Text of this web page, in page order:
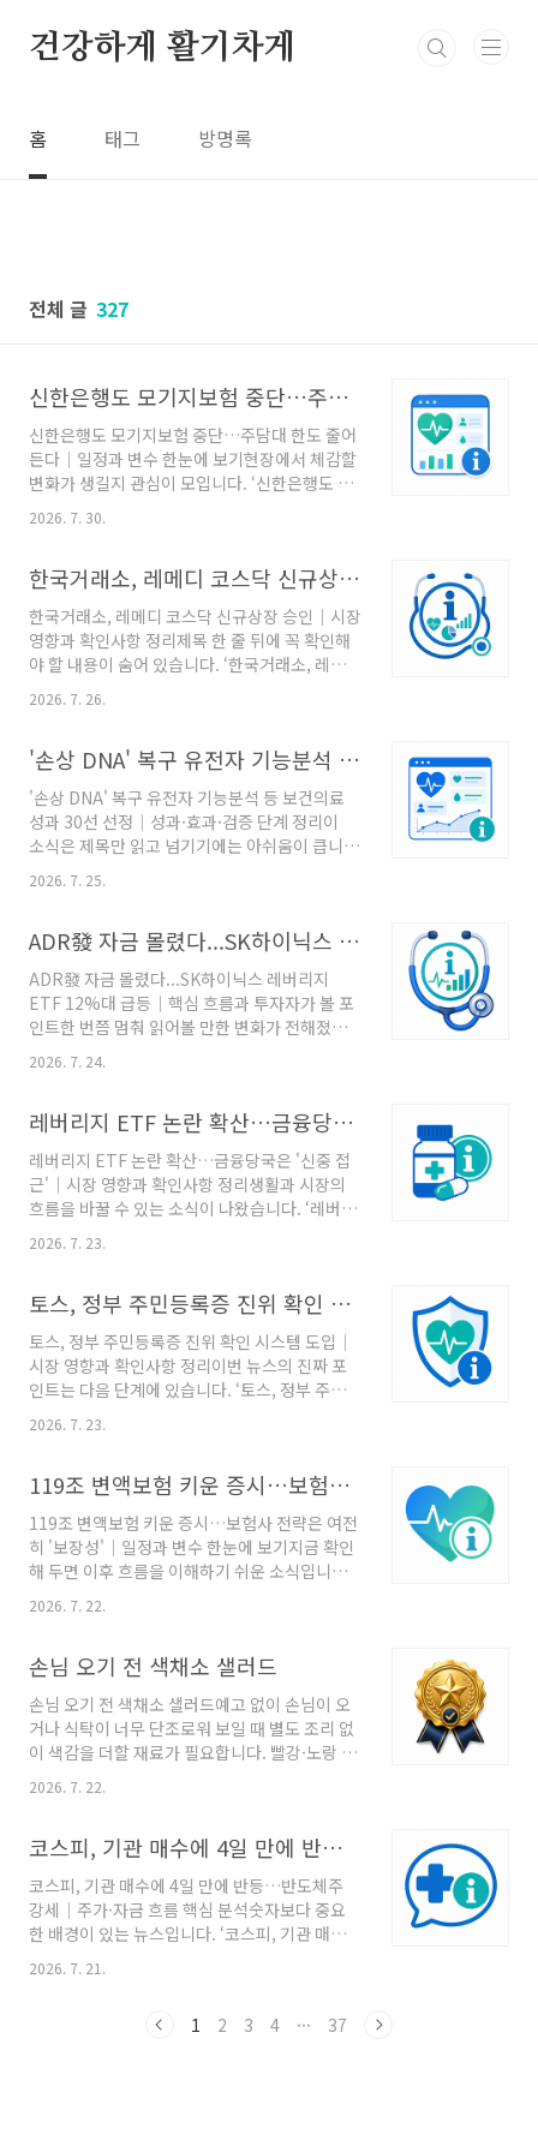
건강하게 활기차게
홈 태그 방명록
전체 글 327
신한은행도 모기지보험 중단…주담대 한도 줄어든다｜일정과 변수 한눈에 보기
신한은행도 모기지보험 중단…주담대 한도 줄어
든다｜일정과 변수 한눈에 보기현장에서 체감할
변화가 생길지 관심이 모입니다. ‘신한은행도 모
기지보험 중단…주담대 한도 줄어든다’ 소식을
중심으로 발표의 의미와 독자가 놓치기 쉬운 확
변화이번 RSS에서 확인되는 중심 내용은 ‘신한
은행도 모기지보험 중단…주담대 한도 줄어든
다’입니다. 기업 발표와 시장 가격은 같은 방향으
로 움직이지 않을 수 있어 사실과 해석을 나눠 보
는 것이 중요합니다. 누가 발표했고 어느 시점부
터 적용되는지, 기사에 언급된 규모와 대상이 무
파악할 수 있습니다.실제 영향은 어디에서 나타
날까‘신한은행도 모기지보험 중단…주담대 한도
줄어든다’ 관련 내용을 실제..
2026. 7. 30.
한국거래소, 레메디 코스닥 신규상장 승인｜시장 영향과 확인사항 정리
한국거래소, 레메디 코스닥 신규상장 승인｜시장
영향과 확인사항 정리제목 한 줄 뒤에 꼭 확인해
야 할 내용이 숨어 있습니다. ‘한국거래소, 레메디
코스닥 신규상장 승인’ 소식을 중심으로 발표의
의미와 독자가 놓치기 쉬운 확인사항을 함께 정
인되는 중심 내용은 ‘한국거래소, 레메디 코스닥
신규상장 승인’입니다. 시장 반응이 빠른 사안일
수록 발표 시점, 거래 조건, 실제 집행 여부를 구
분해 읽는 태도가 필요합니다. 누가 발표했고 어
느 시점부터 적용되는지, 기사에 언급된 규모와
대상이 무엇인지 나눠 보면 이 소식의 의미를 보
살펴볼 점‘한국거래소, 레메디 코스닥 신규상장
승인’ 관련 내용을 실제 판단에 활용할 때는 현재
확..
2026. 7. 26.
'손상 DNA' 복구 유전자 기능분석 등 보건의료 성과 30선 선정｜성과·효과·검증 단계 정리
'손상 DNA' 복구 유전자 기능분석 등 보건의료
성과 30선 선정｜성과·효과·검증 단계 정리이
소식은 제목만 읽고 넘기기에는 아쉬움이 큽니
다. ‘'손상 DNA' 복구 유전자 기능분석 등 보건의
료 성과 30선 선정’ 소식을 중심으로 과장 없이
다.무엇이 새롭게 달라졌나이번 RSS에서 확인되
는 중심 내용은 ‘'손상 DNA' 복구 유전자 기능분
석 등 보건의료 성과 30선 선정’입니다. 새 기술
의 장점이 소개됐더라도 연구 규모, 검증 방식, 후
속 임상 여부가 함께 살펴볼 핵심입니다. 누가 발
표했고 어느 시점부터 적용되는지, 기사에 언급
의미를 보다 정확히 파악할 수 있습니다. 이후 흐
름을 볼 체크포인트‘'손상 DNA' 복..
2026. 7. 25.
ADR發 자금 몰렸다...SK하이닉스 레버리지 ETF 12%대 급등｜핵심 흐름과 투자자가 볼 포인트
ADR發 자금 몰렸다...SK하이닉스 레버리지
ETF 12%대 급등｜핵심 흐름과 투자자가 볼 포
인트한 번쯤 멈춰 읽어볼 만한 변화가 전해졌습
니다. ‘ADR發 자금 몰렸다...SK하이닉스 레버리
지 ETF 12%대 급등’ 소식을 중심으로 발표의 의
합니다.이번 뉴스가 주목받는 이유이번 RSS에서
확인되는 중심 내용은 ‘ADR發 자금 몰렸다...SK
하이닉스 레버리지 ETF 12%대 급등’입니다. 시
장 반응이 빠른 사안일수록 발표 시점, 거래 조건,
실제 집행 여부를 구분해 읽는 태도가 필요합니
다. 누가 발표했고 어느 시점부터 적용되는지, 기
이 소식의 의미를 보다 정확히 파악할 수 있습니
다. 앞으로 이어질 절차와 변수‘AD..
2026. 7. 24.
레버리지 ETF 논란 확산…금융당국은 '신중 접근'｜시장 영향과 확인사항 정리
레버리지 ETF 논란 확산…금융당국은 '신중 접
근'｜시장 영향과 확인사항 정리생활과 시장의
흐름을 바꿀 수 있는 소식이 나왔습니다. ‘레버리
지 ETF 논란 확산…금융당국은 '신중 접근'’ 소
식을 중심으로 발표의 의미와 독자가 놓치기 쉬
차근차근이번 RSS에서 확인되는 중심 내용은
‘레버리지 ETF 논란 확산…금융당국은 '신중 접
근'’입니다. 기업 발표와 시장 가격은 같은 방향으
로 움직이지 않을 수 있어 사실과 해석을 나눠 보
는 것이 중요합니다. 누가 발표했고 어느 시점부
터 적용되는지, 기사에 언급된 규모와 대상이 무
파악할 수 있습니다. 앞으로 이어질 절차와 변
수‘레버리지 ETF 논란 확산…금융당국은 '신중
접근'’..
2026. 7. 23.
토스, 정부 주민등록증 진위 확인 시스템 도입｜시장 영향과 확인사항 정리
토스, 정부 주민등록증 진위 확인 시스템 도입｜
시장 영향과 확인사항 정리이번 뉴스의 진짜 포
인트는 다음 단계에 있습니다. ‘토스, 정부 주민등
록증 진위 확인 시스템 도입’ 소식을 중심으로 발
표의 의미와 독자가 놓치기 쉬운 확인사항을 함
에서 확인되는 중심 내용은 ‘토스, 정부 주민등록
증 진위 확인 시스템 도입’입니다. 시장 반응이 빠
른 사안일수록 발표 시점, 거래 조건, 실제 집행
여부를 구분해 읽는 태도가 필요합니다. 누가 발
표했고 어느 시점부터 적용되는지, 기사에 언급
된 규모와 대상이 무엇인지 나눠 보면 이 소식의
단정하면 안 되는 이유‘토스, 정부 주민등록증 진
위 확인 시스템 도입’ 관련 내용을 실제 판단에 ..
2026. 7. 23.
119조 변액보험 키운 증시…보험사 전략은 여전히 '보장성'｜일정과 변수 한눈에 보기
119조 변액보험 키운 증시…보험사 전략은 여전
히 '보장성'｜일정과 변수 한눈에 보기지금 확인
해 두면 이후 흐름을 이해하기 쉬운 소식입니다.
‘119조 변액보험 키운 증시…보험사 전략은 여
전히 '보장성'’ 소식을 중심으로 발표의 의미와 독
기사 속 핵심 포인트 정리이번 RSS에서 확인되
는 중심 내용은 ‘119조 변액보험 키운 증시…보
험사 전략은 여전히 '보장성'’입니다. 시장 반응
이 빠른 사안일수록 발표 시점, 거래 조건, 실제
집행 여부를 구분해 읽는 태도가 필요합니다. 누
가 발표했고 어느 시점부터 적용되는지, 기사에
식의 의미를 보다 정확히 파악할 수 있습니다. 정
보를 활용할 때 주의할 점‘119조 변액보험 키운..
2026. 7. 22.
손님 오기 전 색채소 샐러드
손님 오기 전 색채소 샐러드예고 없이 손님이 오
거나 식탁이 너무 단조로워 보일 때 별도 조리 없
이 색감을 더할 재료가 필요합니다. 빨강·노랑 파
프리카와 대추방울토마토를 함께 준비하면 샐러
드, 곁들임, 도시락 장식으로 빠르게 활용할 수 있
고 먹기 좋은 크기로 나누는 기본이 먼저입니다.
상태 확인에서 세척 건조에서 색상 배치 급한 손
님상 색채소 구성 1 상태 확인 2 세척 건조 3 색상
배치 상황을 먼저 확인하고 필요한 만큼만 준비
하세요 짧은 시간에 식탁이 달라지는 이유파프리
카와 방울토마토는 색상이 뚜렷해 흰 접시나 단
집니다. 파프리카는 씨와 꼭지를 제거해 길게 썰
2026. 7. 22.
코스피, 기관 매수에 4일 만에 반등…반도체주 강세｜주가·자금 흐름 핵심 분석
코스피, 기관 매수에 4일 만에 반등…반도체주
강세｜주가·자금 흐름 핵심 분석숫자보다 중요
한 배경이 있는 뉴스입니다. ‘코스피, 기관 매수에
4일 만에 반등…반도체주 강세’ 소식을 중심으로
발표의 의미와 독자가 놓치기 쉬운 확인사항을
RSS에서 확인되는 중심 내용은 ‘코스피, 기관 매
2026. 7. 21.
1 2 3 4 ··· 37